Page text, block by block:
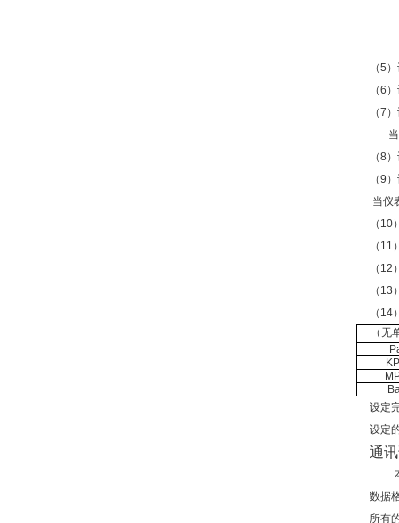
（5
（6
（7
（8
（9
当仪
（
（
（
（
（
（无
设定
设定
通
数据
所有